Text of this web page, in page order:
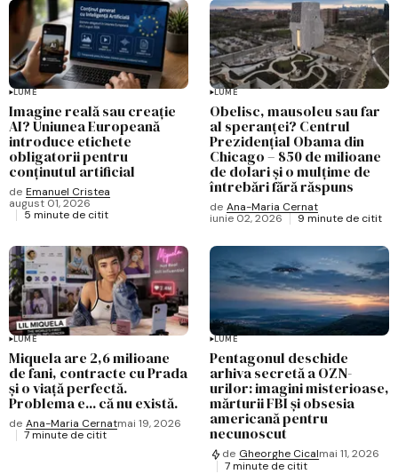
LUME
Imagine reală sau creație
AI? Uniunea Europeană
introduce etichete
obligatorii pentru
conținutul artificial
de Emanuel Cristea
august 01, 2026
5 minute de citit
LUME
Obelisc, mausoleu sau far
al speranței? Centrul
Prezidențial Obama din
Chicago – 850 de milioane
de dolari și o mulțime de
întrebări fără răspuns
de Ana-Maria Cernat
iunie 02, 2026
9 minute de citit
LUME
Miquela are 2,6 milioane
de fani, contracte cu Prada
și o viață perfectă.
Problema e... că nu există.
de Ana-Maria Cernatmai 19, 2026
7 minute de citit
LUME
Pentagonul deschide
arhiva secretă a OZN-
urilor: imagini misterioase,
mărturii FBI și obsesia
americană pentru
necunoscut
de Gheorghe Cicalmai 11, 2026
7 minute de citit